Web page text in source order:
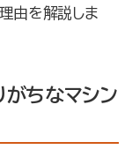
由を解説しま
ちなマシン